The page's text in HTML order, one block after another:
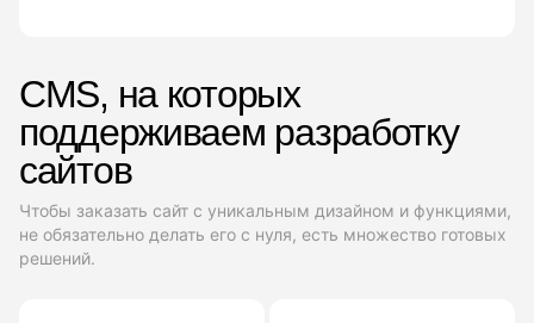
CMS, на которых
поддерживаем разработку
сайтов
Чтобы заказать сайт с уникальным дизайном и функциями,
не обязательно делать его с нуля, есть множество готовых
решений.